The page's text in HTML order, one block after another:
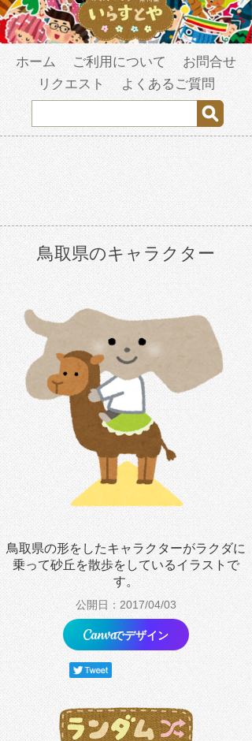
ホーム ご利用について
お問合せ
リクエスト
よくあるご質問
鳥取県のキャラクター
鳥取県の形をしたキャラクターがラクダに
乗って砂丘を散歩をしているイラストで
す。
公開日：2017/04/03
でデザイン